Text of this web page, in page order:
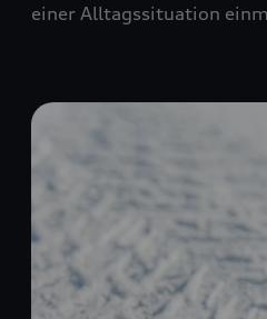
einer Alltagssituation